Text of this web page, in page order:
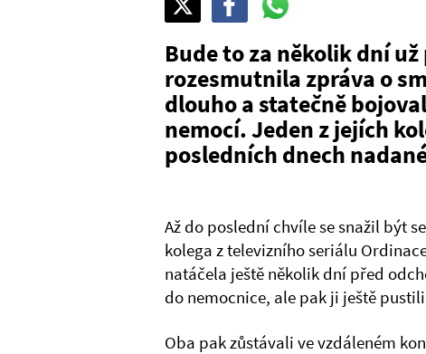
Pošli
na
Pošli
na
FacebookWhatsAppu
Bude to za několik dní
rozesmutnila zpráva o
dlouho a statečně
nemocí. Jeden z jejích
posledních dnech
Až do poslední chvíle se snažil být
kolega z televizního seriálu
natáčela ještě několik dní před
do nemocnice, ale pak ji ještě
Oba pak zůstávali ve vzdáleném